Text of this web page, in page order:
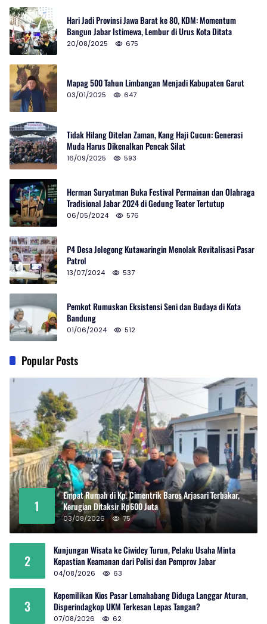
Hari Jadi Provinsi Jawa Barat ke 80, KDM: Momentum
Bangun Jabar Istimewa, Lembur di Urus Kota Ditata
20/08/2025 675
Mapag 500 Tahun Limbangan Menjadi Kabupaten Garut
03/01/2025 647
Tidak Hilang Ditelan Zaman, Kang Haji Cucun: Generasi
Muda Harus Dikenalkan Pencak Silat
16/09/2025 593
Herman Suryatman Buka Festival Permainan dan Olahraga
Tradisional Jabar 2024 di Gedung Teater Tertutup
06/05/2024 576
P4 Desa Jelegong Kutawaringin Menolak Revitalisasi Pasar
Patrol
13/07/2024 537
Pemkot Rumuskan Eksistensi Seni dan Budaya di Kota
Bandung
01/06/2024 512
Popular Posts
1
Empat Rumah di Kp. Cimentrik Baros Arjasari Terbakar,
Kerugian Ditaksir Rp600 Juta
03/08/2026 75
2
Kunjungan Wisata ke Ciwidey Turun, Pelaku Usaha Minta
Kepastian Keamanan dari Polisi dan Pemprov Jabar
04/08/2026 63
3
Kepemilikan Kios Pasar Lemahabang Diduga Langgar Aturan,
Disperindagkop UKM Terkesan Lepas Tangan?
07/08/2026 62